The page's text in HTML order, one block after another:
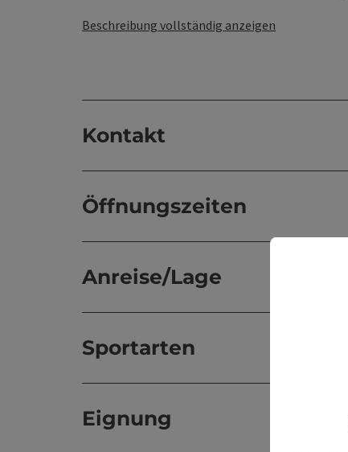
Beschreibung vollständig anzeigen
Kontakt
Öffnungszeiten
Anreise/Lage
Sportarten
Eignung